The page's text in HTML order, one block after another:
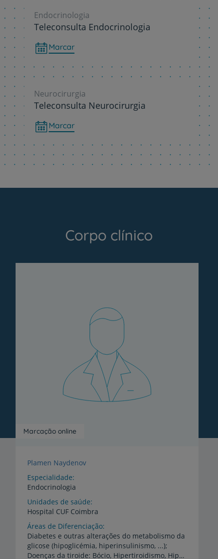
Endocrinologia
Teleconsulta Endocrinologia
Marcar
Neurocirurgia
Teleconsulta Neurocirurgia
Marcar
Corpo clínico
Marcação online
Plamen Naydenov
Especialidade
Endocrinologia
Unidades de saúde
Hospital CUF Coimbra
Áreas de Diferenciação
Diabetes e outras alterações do metabolismo da
glicose (hipoglicémia, hiperinsulinismo, ...);
Doenças da tiroide: Bócio, Hipertiroidismo, Hipotiroidismo, Doença autoimune da tiroide, neoplasias da tiroide; Doenças da paratiroide: Adenoma, Hiperplasia da paratiroide, Hiperparatiroidismo, Hipoparatiroidismo, Metabolismo do cálcio; Patologia da hipófise: Hipopitoitarismo, Acromegalia e gigantismo, Hiperprolactinémia, Doença de Cushing, Diabetes insípidus, Hipogonadismo primário, tumores não secretórios da hipófise; Doenças da glândula suprarrenal: Insuficiência suprarrenal (Síndrome de Addison), Hiperaldosteronismo, Hiperplasia suprarrenal e Hirsutismo, Hipercortisolismo (Doença de Cushing), Feocromocitoma; Doenças das gónadas: Hipogonadismo, Tumores produtores do testículo e ovário, Amenorreia primária, Síndrome de Turner e Síndrome de Klinefelter, Síndrome do ovário Poliquístico; Hipertensão arterial de causa endócrina; Doenças da tiroide na gravidez e Diabetes Gestacional